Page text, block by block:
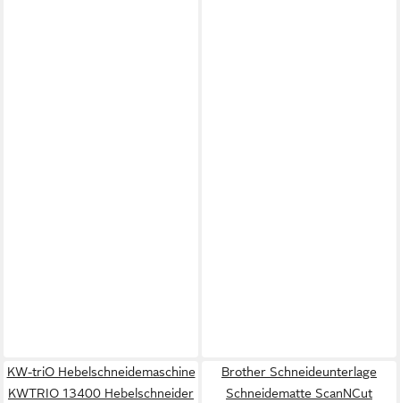
KW-triO Hebelschneidemaschine
KWTRIO 13400 Hebelschneider
Brother Schneideunterlage
Schneidematte ScanNCut